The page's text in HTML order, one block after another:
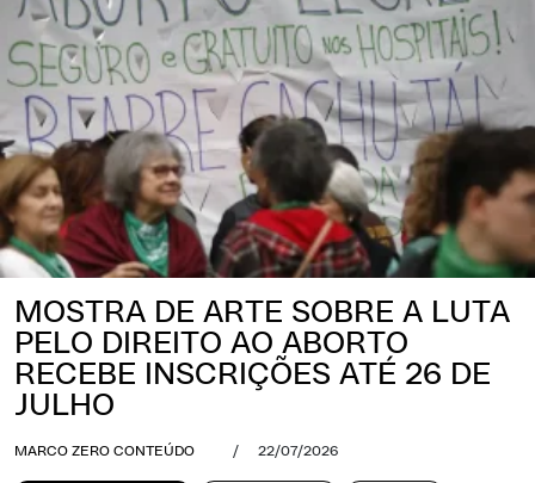
MOSTRA DE ARTE SOBRE A LUTA
PELO DIREITO AO ABORTO
RECEBE INSCRIÇÕES ATÉ 26 DE
JULHO
MARCO ZERO CONTEÚDO / 22/07/2026